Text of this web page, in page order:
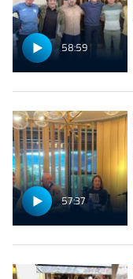
58:59
57:37